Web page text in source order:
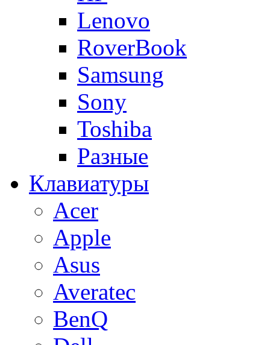
Lenovo
RoverBook
Samsung
Sony
Toshiba
Разные
Клавиатуры
Acer
Apple
Asus
Averatec
BenQ